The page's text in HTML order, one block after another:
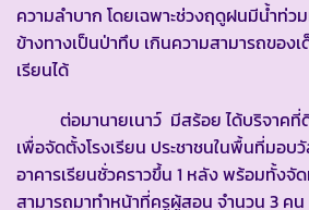
ความลำบาก โดยเฉพาะช่วงฤดูฝนมีน้ำท่ว
ข้างทางเป็นป่าทึบ เกินความสามารถของเ
เรียนได้
ต่อมานายเนาว์ มีสร้อย ได้บริจาคที่ดิ
เพื่อจัดตั้งโรงเรียน ประชาชนในพื้นที่มอบ
อาคารเรียนชั่วคราวขึ้น 1 หลัง พร้อมทั้งจั
สามารถมาทำหน้าที่ครูผู้สอน จำนวน 3 คน